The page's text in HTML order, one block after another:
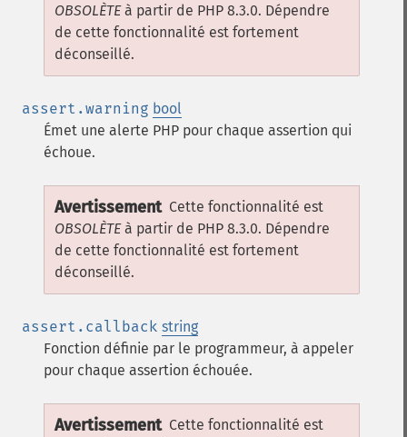
OBSOLÈTEà partir de PHP 8.3.0. Dépendre
de cette fonctionnalité est fortement
déconseillé.
assert.warning bool
Émet une alerte PHP pour chaque assertion qui
échoue.
Avertissement Cette fonctionnalité est
OBSOLÈTEà partir de PHP 8.3.0. Dépendre
de cette fonctionnalité est fortement
déconseillé.
assert.callback string
Fonction définie par le programmeur, à appeler
pour chaque assertion échouée.
Avertissement Cette fonctionnalité est